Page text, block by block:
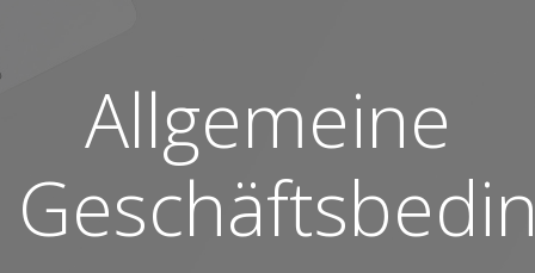
Allgemeine